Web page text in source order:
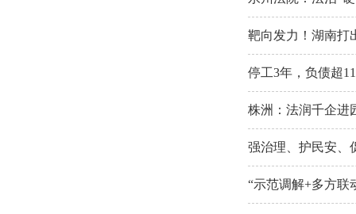
靶向发力！湖南打
停工3年，负债超
株洲：法润千企进
强治理、护民安、
“示范调解+多方联